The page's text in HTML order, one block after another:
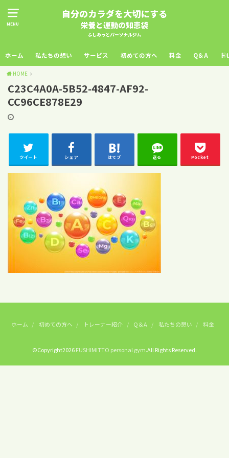
MENU
ホーム 私たちの想い サービス 初めての方へ 料金 Q＆A ト
HOME
C23C4A0A-5B52-4847-AF92-
CC96CE878E29
ツイート シェア はてブ 送る Pocket
ホーム 初めての方へ トレーナー紹介 Q＆A 私たちの想い 料金
©Copyright2026FUSHIMITTO personal gym.All Rights Reserved.